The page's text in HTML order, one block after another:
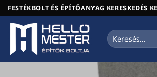
Skip
to
content
FESTÉKBOLT ÉS ÉPÍTŐANYAG KERESKEDÉS
Keresés
a